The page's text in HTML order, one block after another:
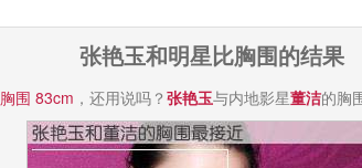
张艳玉和明星比胸围的结果
胸围 83cm ，还用说吗？ 张艳玉与内地影星董洁的胸